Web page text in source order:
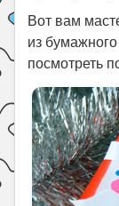
Вот вам
из
посмотреть